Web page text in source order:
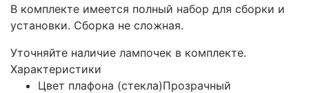
В комплекте имеется полный набор для сборки и
установки. Сборка не сложная.
Уточняйте наличие лампочек в комплекте.
Характеристики
Цвет плафона (стекла)Прозрачный